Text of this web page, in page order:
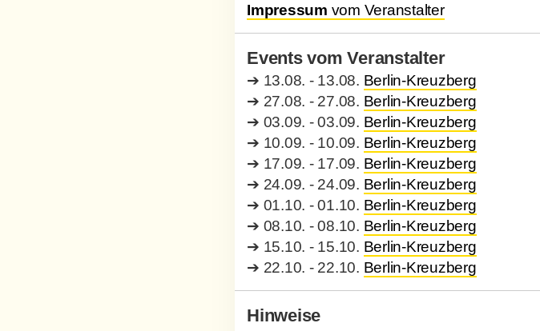
Impressum vom Veranstalter
Events vom Veranstalter
➔ 13.08. - 13.08. Berlin-Kreuzberg
➔ 27.08. - 27.08. Berlin-Kreuzberg
➔ 03.09. - 03.09. Berlin-Kreuzberg
➔ 10.09. - 10.09. Berlin-Kreuzberg
➔ 17.09. - 17.09. Berlin-Kreuzberg
➔ 24.09. - 24.09. Berlin-Kreuzberg
➔ 01.10. - 01.10. Berlin-Kreuzberg
➔ 08.10. - 08.10. Berlin-Kreuzberg
➔ 15.10. - 15.10. Berlin-Kreuzberg
➔ 22.10. - 22.10. Berlin-Kreuzberg
Hinweise